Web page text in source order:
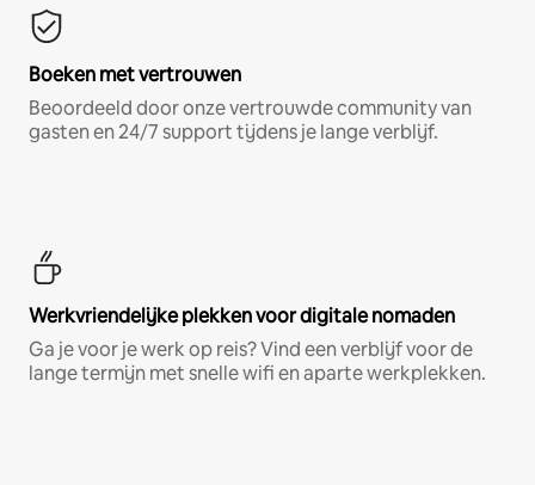
Boeken met vertrouwen
Beoordeeld door onze vertrouwde community van
gasten en 24/7 support tijdens je lange verblijf.
Werkvriendelijke plekken voor digitale nomaden
Ga je voor je werk op reis? Vind een verblijf voor de
lange termijn met snelle wifi en aparte werkplekken.